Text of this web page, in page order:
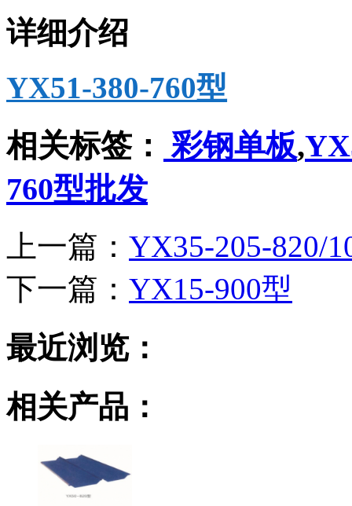
详细介绍
YX51-380-760型
相关标签： 彩钢单板,
760型批发
上一篇： YX35-205-820/
下一篇： YX15-900型
最近浏览：
相关产品：